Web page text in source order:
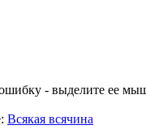
- выделите ее
: Всякая всячина